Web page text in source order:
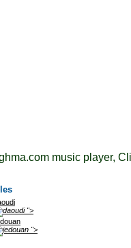
music player,
">
">